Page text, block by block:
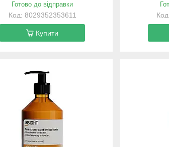
Готово до відправки
8029352353611
Купити